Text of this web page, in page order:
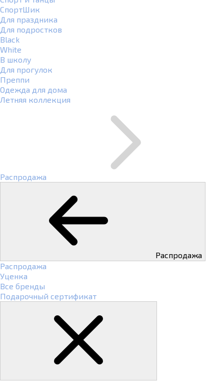
СпортШик
Для праздника
Для подростков
Black
White
В школу
Для прогулок
Преппи
Одежда для дома
Летняя коллекция
Распродажа
Распродажа
Распродажа
Уценка
Все бренды
Подарочный сертификат